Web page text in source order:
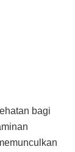
bagi